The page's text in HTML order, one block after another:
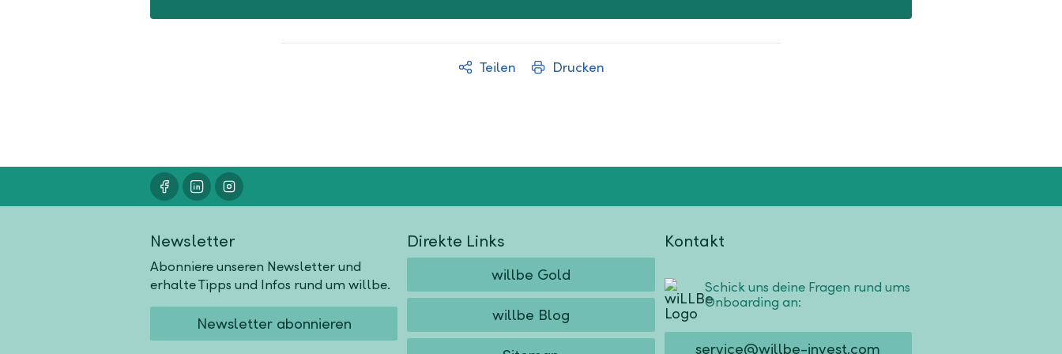
Teilen Drucken
Newsletter
Abonniere unseren Newsletter und
erhalte Tipps und Infos rund um willbe.
Newsletter abonnieren
Kontakt
Schick uns deine Fragen rund ums
Onboarding an:
service@willbe-invest.com
Direkte Links
willbe Gold
willbe Blog